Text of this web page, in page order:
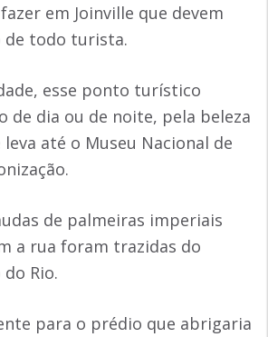
em Joinville que devem
todo turista.
esse ponto turístico
de dia ou de noite, pela beleza
até o Museu Nacional de
de palmeiras imperiais
a rua foram trazidas do
Rio.
para o prédio que abrigaria